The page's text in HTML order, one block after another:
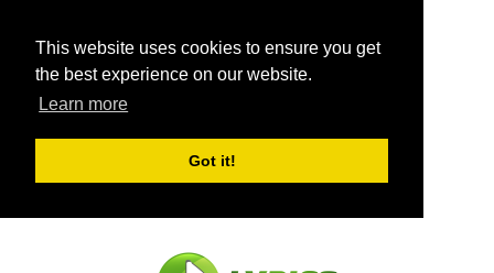
This website uses cookies to ensure you get
the best experience on our website.
Learn more
Got it!